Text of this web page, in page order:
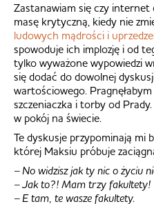
Zastanawiam się czy
masę krytyczną, kiedy nie
ludowych mądrości i
spowoduje ich implozję i od
tylko wyważone wypowiedzi
się dodać do dowolnej
wartościowego.
szczeniaczka i torby od
w pokój na świecie.
Te dyskusje przypominają mi
której Maksiu próbuje
– No widzisz jak ty nic o życiu
– Jak to?! Mam trzy fakultety!
– E tam, te wasze fakultety.